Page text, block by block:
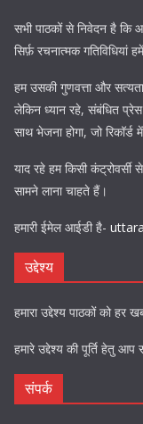
सभी पाठकों से निवेदन है
सिर्फ़ रचनात्मक गतिविधियां
हम उसकी गुणवत्ता और
लेकिन ध्यान रहे, संबंधित
साथ भेजना होगा, जो रिकॉर्ड
याद रहे हम किसी
सामने लाना चाहते हैं।
हमारी ईमेल आईडी है-
उद्देश्य
हमारा उद्देश्य पाठकों को हर
हमारे उद्देश्य की पूर्ति हेतु
संपर्क